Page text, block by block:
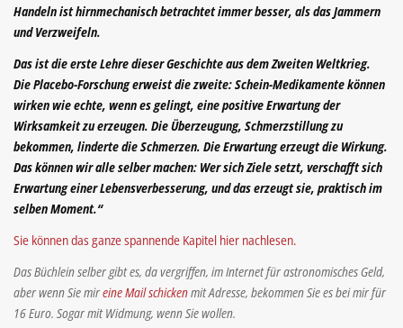
Handeln ist hirnmechanisch betrachtet immer besser, als das Jammern
und Verzweifeln.
Das ist die erste Lehre dieser Geschichte aus dem Zweiten Weltkrieg.
Die Placebo-Forschung erweist die zweite: Schein-Medikamente können
wirken wie echte, wenn es gelingt, eine positive Erwartung der
Wirksamkeit zu erzeugen. Die Überzeugung, Schmerzstillung zu
bekommen, linderte die Schmerzen. Die Erwartung erzeugt die Wirkung.
Das können wir alle selber machen: Wer sich Ziele setzt, verschafft sich
Erwartung einer Lebensverbesserung, und das erzeugt sie, praktisch im
selben Moment.“
Sie können das ganze spannende Kapitel hier nachlesen.
Das Büchlein selber gibt es, da vergriffen, im Internet für astronomisches Geld,
aber wenn Sie mireine Mail schickenmit Adresse, bekommen Sie es bei mir für
16 Euro. Sogar mit Widmung, wenn Sie wollen.